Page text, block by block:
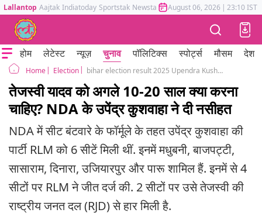
Lallantop Aajtak Indiatoday Sportstak Newstak Mumbai Tak Astrotak
August 06, 2026 | 23:10 IST
होम लेटेस्ट न्यूज़ चुनाव पॉलिटिक्स स्पोर्ट्स मौसम देश
Home Election bihar election result 2025 Upendra Kushwaha rlm seats wins message to tejashwi yadav
तेजस्वी यादव को अगले 10-20 साल क्या करना
चाहिए? NDA के उपेंद्र कुशवाहा ने दी नसीहत
NDA में सीट बंटवारे के फॉर्मूले के तहत उपेंद्र कुशवाहा की
पार्टी RLM को 6 सीटें मिली थीं. इनमें मधुबनी, बाजपट्टी,
सासाराम, दिनारा, उजियारपुर और पारू शामिल हैं. इनमें से 4
सीटों पर RLM ने जीत दर्ज की. 2 सीटों पर उसे तेजस्वी की
राष्ट्रीय जनत दल (RJD) से हार मिली है.